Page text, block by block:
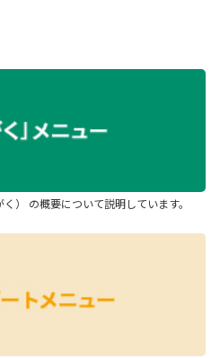
） の概要について説明しています。